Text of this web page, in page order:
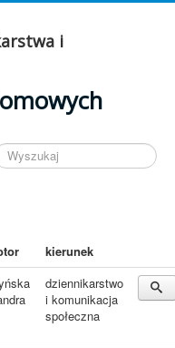
i
kierunek
dziennikarstwo
i komunikacja
społeczna